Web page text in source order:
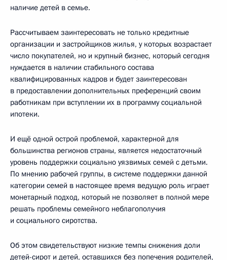
наличие детей в семье.
Рассчитываем заинтересовать не только кредитные
организации и застройщиков жилья, у которых возрастает
число покупателей, но и крупный бизнес, который сегодня
нуждается в наличии стабильного состава
квалифицированных кадров и будет заинтересован
в предоставлении дополнительных преференций своим
работникам при вступлении их в программу социальной
ипотеки.
И ещё одной острой проблемой, характерной для
большинства регионов страны, является недостаточный
уровень поддержки социально уязвимых семей с детьми.
По мнению рабочей группы, в системе поддержки данной
категории семей в настоящее время ведущую роль играет
монетарный подход, который не позволяет в полной мере
решать проблемы семейного неблагополучия
и социального сиротства.
Об этом свидетельствуют низкие темпы снижения доли
детей-сирот и детей, оставшихся без попечения родителей,